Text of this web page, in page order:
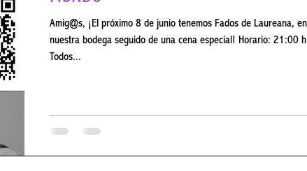
Amig@s, ¡El próximo 8 de junio tenemos Fados de Laureana, en
nuestra bodega seguido de una cena especial! Horario: 21:00 h
Todos...